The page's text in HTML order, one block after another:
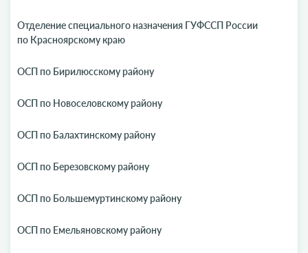
Отделение специального назначения ГУФССП России
по Красноярскому краю
ОСП по Бирилюсскому району
ОСП по Новоселовскому району
ОСП по Балахтинскому району
ОСП по Березовскому району
ОСП по Большемуртинскому району
ОСП по Емельяновскому району